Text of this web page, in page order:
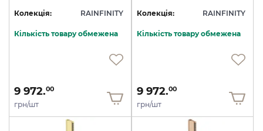
Колекція: RAINFINITY
Кількість товару обмежена
9 972.00
грн/шт
Колекція: RAINFINITY
Кількість товару обмежена
9 972.00
грн/шт